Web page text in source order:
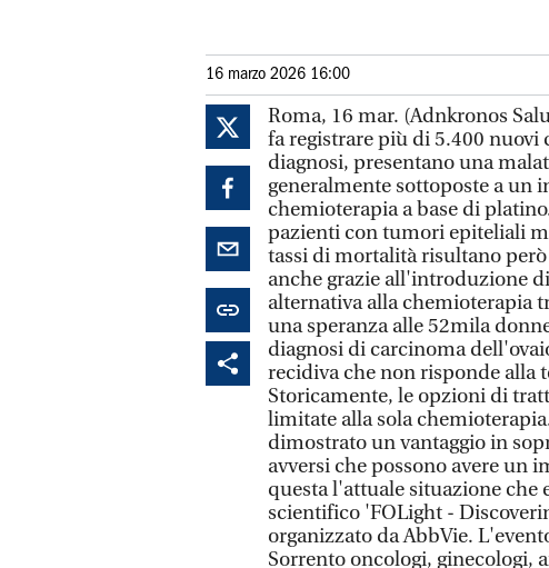
16 marzo 2026 16:00
Roma, 16 mar. (Adnkronos
fa registrare più di 5.400 nuovi
diagnosi, presentano una
generalmente sottoposte a un
chemioterapia a base di
pazienti con tumori epiteliali
tassi di mortalità risultano
anche grazie all'introduzione
alternativa alla chemioterapia
una speranza alle 52mila
diagnosi di carcinoma
recidiva che non risponde alla
Storicamente, le opzioni di
limitate alla sola
dimostrato un vantaggio in
avversi che possono avere un
questa l'attuale situazione che
scientifico 'FOLight -
organizzato da AbbVie.
Sorrento oncologi, ginecologi,